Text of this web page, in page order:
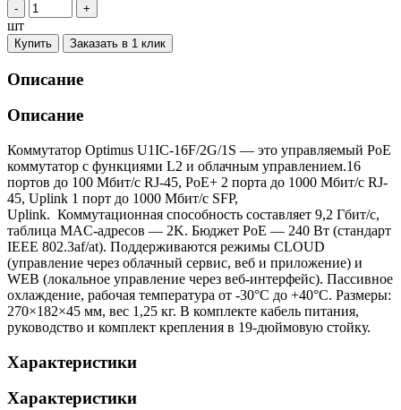
- +
шт
Купить Заказать в 1 клик
Описание
Описание
Коммутатор Optimus U1IC-16F/2G/1S — это управляемый PoE
коммутатор с функциями L2 и облачным управлением.16
портов до 100 Мбит/с RJ-45, PoE+ 2 порта до 1000 Мбит/с RJ-
45, Uplink 1 порт до 1000 Мбит/с SFP,
Uplink. Коммутационная способность составляет 9,2 Гбит/с,
таблица MAC-адресов — 2K. Бюджет PoE — 240 Вт (стандарт
IEEE 802.3af/at). Поддерживаются режимы CLOUD
(управление через облачный сервис, веб и приложение) и
WEB (локальное управление через веб-интерфейс). Пассивное
охлаждение, рабочая температура от -30°C до +40°C. Размеры:
270×182×45 мм, вес 1,25 кг. В комплекте кабель питания,
руководство и комплект крепления в 19-дюймовую стойку.
Характеристики
Характеристики